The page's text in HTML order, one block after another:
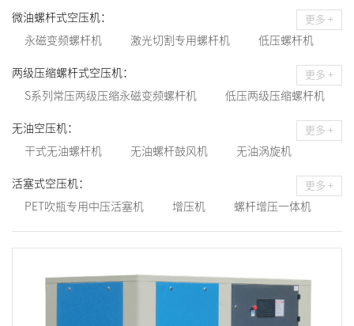
微油螺杆式空压机：
永磁变频螺杆机 激光切割专用螺杆机 低压螺杆机
皮带式螺杆机
变频螺杆机 集装箱式螺杆机 移动式螺杆机
更多 +
两级压缩螺杆式空压机：
S系列常压两级压缩永磁变频螺杆机 低压两级压缩螺杆机
H系列两级压缩永磁变频螺杆机
更多 +
无油空压机：
干式无油螺杆机 无油螺杆鼓风机 无油涡旋机
水润滑无油螺杆机
更多 +
活塞式空压机：
PET吹瓶专用中压活塞机 增压机 螺杆增压一体机
常压活塞机
更多 +